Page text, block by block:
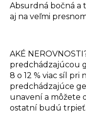
Absurdná bočná a
aj na veľmi
AKÉ
predchádzajúcou
8 o 12 % viac síl pri
predchádzajúce
unavení a môžete
ostatní budú trpieť.